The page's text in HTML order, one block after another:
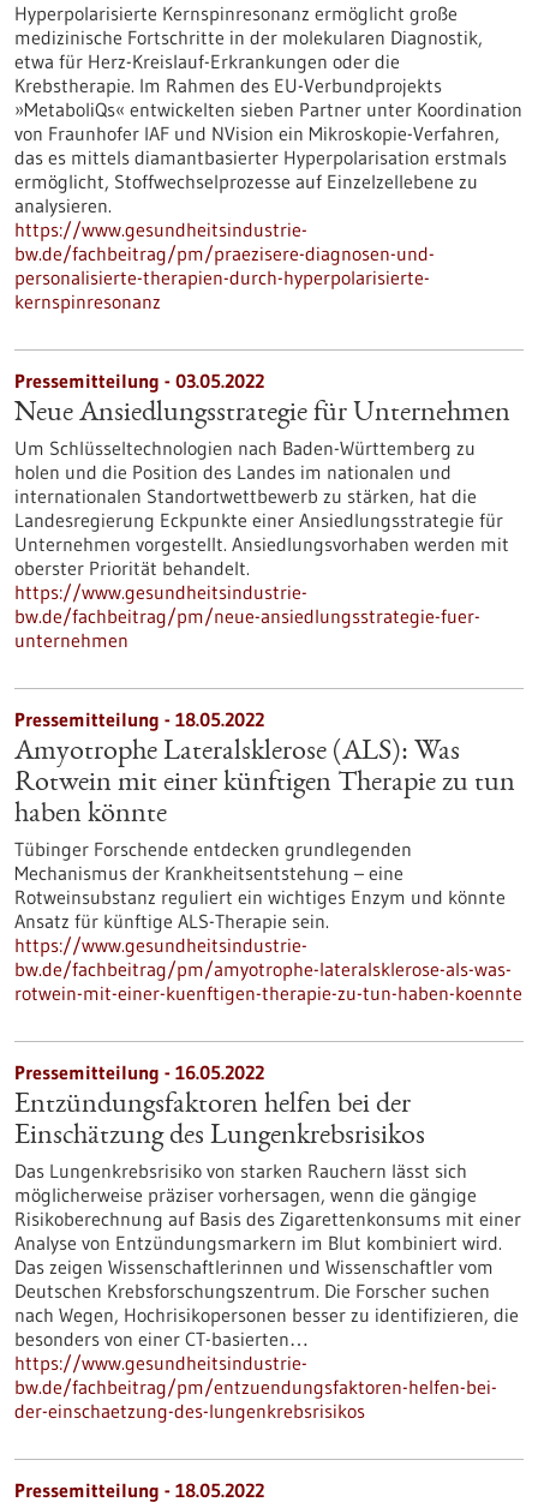
Hyperpolarisierte Kernspinresonanz ermöglicht große
medizinische Fortschritte in der molekularen Diagnostik,
etwa für Herz-Kreislauf-Erkrankungen oder die
Krebstherapie. Im Rahmen des EU-Verbundprojekts
»MetaboliQs« entwickelten sieben Partner unter Koordination
von Fraunhofer IAF und NVision ein Mikroskopie-Verfahren,
das es mittels diamantbasierter Hyperpolarisation erstmals
ermöglicht, Stoffwechselprozesse auf Einzelzellebene zu
analysieren.
https://www.gesundheitsindustrie-
bw.de/fachbeitrag/pm/praezisere-diagnosen-und-
personalisierte-therapien-durch-hyperpolarisierte-
kernspinresonanz
Pressemitteilung - 03.05.2022
Neue Ansiedlungsstrategie für Unternehmen
Um Schlüsseltechnologien nach Baden-Württemberg zu
holen und die Position des Landes im nationalen und
internationalen Standortwettbewerb zu stärken, hat die
Landesregierung Eckpunkte einer Ansiedlungsstrategie für
Unternehmen vorgestellt. Ansiedlungsvorhaben werden mit
oberster Priorität behandelt.
https://www.gesundheitsindustrie-
bw.de/fachbeitrag/pm/neue-ansiedlungsstrategie-fuer-
unternehmen
Pressemitteilung - 18.05.2022
Amyotrophe Lateralsklerose (ALS): Was
Rotwein mit einer künftigen Therapie zu tun
haben könnte
Tübinger Forschende entdecken grundlegenden
Mechanismus der Krankheitsentstehung – eine
Rotweinsubstanz reguliert ein wichtiges Enzym und könnte
Ansatz für künftige ALS-Therapie sein.
https://www.gesundheitsindustrie-
bw.de/fachbeitrag/pm/amyotrophe-lateralsklerose-als-was-
rotwein-mit-einer-kuenftigen-therapie-zu-tun-haben-koennte
Pressemitteilung - 16.05.2022
Entzündungsfaktoren helfen bei der
Einschätzung des Lungenkrebsrisikos
Das Lungenkrebsrisiko von starken Rauchern lässt sich
möglicherweise präziser vorhersagen, wenn die gängige
Risikoberechnung auf Basis des Zigarettenkonsums mit einer
Analyse von Entzündungsmarkern im Blut kombiniert wird.
Das zeigen Wissenschaftlerinnen und Wissenschaftler vom
Deutschen Krebsforschungszentrum. Die Forscher suchen
nach Wegen, Hochrisikopersonen besser zu identifizieren, die
besonders von einer CT-basierten…
https://www.gesundheitsindustrie-
bw.de/fachbeitrag/pm/entzuendungsfaktoren-helfen-bei-
der-einschaetzung-des-lungenkrebsrisikos
Pressemitteilung - 18.05.2022